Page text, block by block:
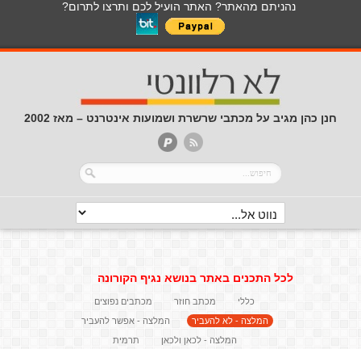
נהניתם מהאתר? האתר הועיל לכם ותרצו לתרום?
חנן כהן מגיב על מכתבי שרשרת ושמועות אינטרנט – מאז 2002
לכל התכנים באתר בנושא נגיף הקורונה
כללי מכתב חוזר
מכתבים נפוצים
המלצה - לא להעביר
המלצה - אפשר להעביר
המלצה - לכאן ולכאן
תרמית